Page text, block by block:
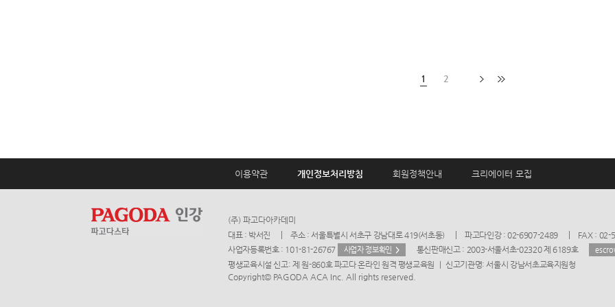
1 2
이용약관 개인정보처리방침 회원정책안내 크리에이터 모집
(주) 파고다아카데미
대표 : 박서진
주소 : 서울특별시 서초구 강남대로 419(서초동) 파고다인강 : 02-6907-2489
FAX : 02-
사업자등록번호 : 101-81-26767
사업자 정보확인 통신판매신고 : 2003-서울서초-02320 제 6189호
평생교육시설 신고: 제 원-860호 파고다 온라인 원격 평생교육원 ㅣ 신고기관명: 서울시 강남서초교육지원청
Copyright© PAGODA ACA Inc. All rights reserved.